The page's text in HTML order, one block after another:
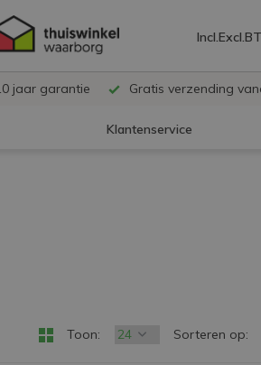
Incl.Excl.
jaar garantie Gratis verzending
Klantenservice
Toon: Sorteren op: